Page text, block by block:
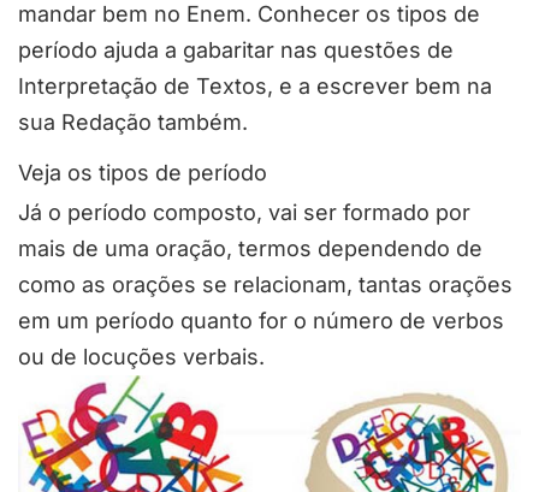
mandar bem no Enem. Conhecer os tipos de
período ajuda a gabaritar nas questões de
Interpretação de Textos, e a escrever bem na
sua Redação também.
Veja os tipos de período
Já o período composto, vai ser formado por
mais de uma oração, termos dependendo de
como as orações se relacionam, tantas orações
em um período quanto for o número de verbos
ou de locuções verbais.